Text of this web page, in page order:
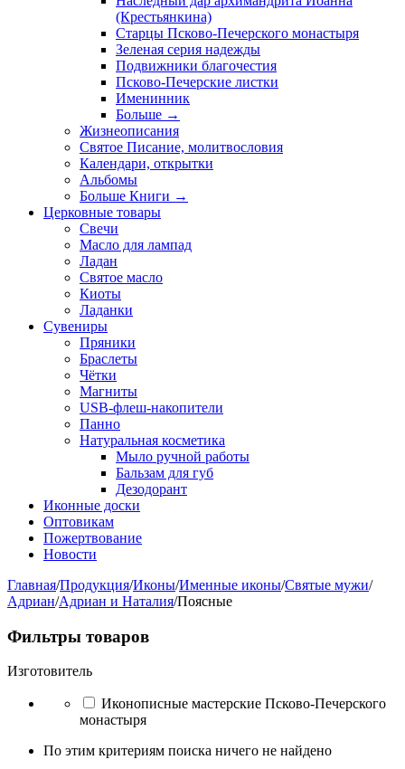
(Крестьянкина)
Старцы Псково-Печерского монастыря
Зеленая серия надежды
Подвижники благочестия
Псково-Печерские листки
Именинник
Больше →
Жизнеописания
Святое Писание, молитвословия
Календари, открытки
Альбомы
Больше Книги →
Церковные товары
Свечи
Масло для лампад
Ладан
Святое масло
Киоты
Ладанки
Сувениры
Пряники
Браслеты
Чётки
Магниты
USB-флеш-накопители
Панно
Натуральная косметика
Мыло ручной работы
Бальзам для губ
Дезодорант
Иконные доски
Оптовикам
Пожертвование
Новости
Главная/Продукция/Иконы/Именные иконы/Святые мужи/
Адриан/Адриан и Наталия/Поясные
Фильтры товаров
Изготовитель
Иконописные мастерские Псково-Печерского
монастыря
По этим критериям поиска ничего не найдено